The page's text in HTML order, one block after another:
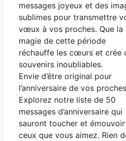
messages joyeux et des
sublimes pour transmettre
vœux à vos proches. Que la
magie de cette période
réchauffe les cœurs et crée
souvenirs inoubliables.
Envie d’être original pour
l’anniversaire de vos
Explorez notre liste de 50
messages d’anniversaire qui
sauront toucher et émouvoir
ceux que vous aimez. Rien